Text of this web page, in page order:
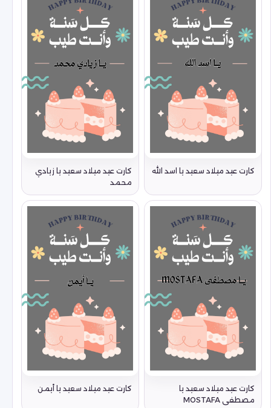
كارت عيد ميلاد سعيد يا اسد الله
كارت عيد ميلاد سعيد يا زيادي
محمد
كارت عيد ميلاد سعيد يا
مصطفى MOSTAFA
كارت عيد ميلاد سعيد يا أيمن